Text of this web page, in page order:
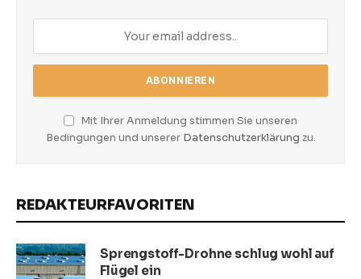
Mit Ihrer Anmeldung stimmen Sie unseren
Bedingungen und unserer Datenschutzerklärung zu.
REDAKTEURFAVORITEN
Sprengstoff-Drohne schlug wohl auf
Flügel ein